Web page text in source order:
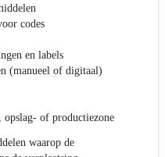
codes
en labels
(manueel of digitaal)
opslag- of productiezone
waarop de